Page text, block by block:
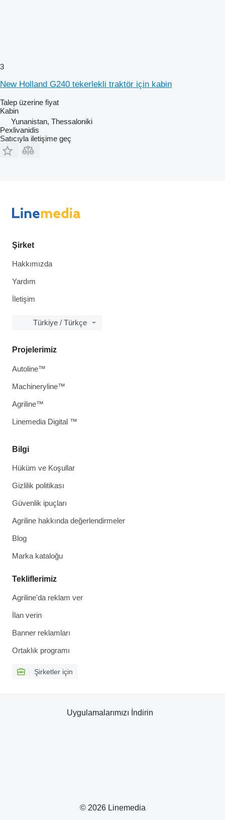
3
New Holland G240 tekerlekli traktör için kabin
Talep üzerine fiyat
Kabin
Yunanistan, Thessaloniki
Pexlivanidis
Satıcıyla iletişime geç
Şirket
Hakkımızda
Yardım
İletişim
Türkiye / Türkçe
Bilgi
Hüküm ve Koşullar
Gizlilik politikası
Güvenlik ipuçları
Agriline hakkında değerlendirmeler
Blog
Marka kataloğu
Tekliflerimiz
Agriline'da reklam ver
İlan verin
Banner reklamları
Ortaklık programı
Şirketler için
Projelerimiz
Autoline™
Machineryline™
Agriline™
Linemedia Digital ™
© 2026 Linemedia
Uygulamalarımızı İndirin